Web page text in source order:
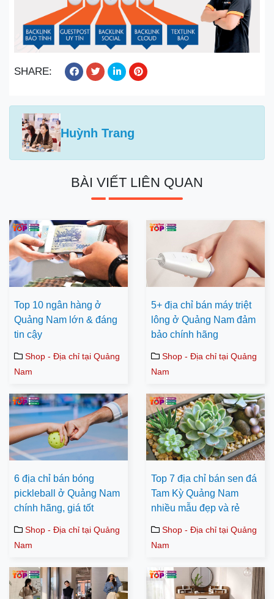
SHARE:
Huỳnh Trang
BÀI VIẾT LIÊN QUAN
Top 10 ngân hàng ở
Quảng Nam lớn & đáng
tin cậy
Shop - Địa chỉ tại Quảng
Nam
5+ địa chỉ bán máy triệt
lông ở Quảng Nam đảm
bảo chính hãng
Shop - Địa chỉ tại Quảng
Nam
6 địa chỉ bán bóng
pickleball ở Quảng Nam
chính hãng, giá tốt
Shop - Địa chỉ tại Quảng
Nam
Top 7 địa chỉ bán sen đá
Tam Kỳ Quảng Nam
nhiều mẫu đẹp và rẻ
Shop - Địa chỉ tại Quảng
Nam